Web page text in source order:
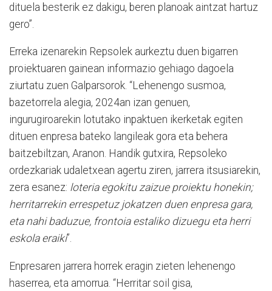
dituela besterik ez dakigu, beren planoak aintzat hartuz
gero”.
Erreka izenarekin Repsolek aurkeztu duen bigarren
proiektuaren gainean informazio gehiago dagoela
ziurtatu zuen Galparsorok. “Lehenengo susmoa,
bazetorrela alegia, 2024an izan genuen,
ingurugiroarekin lotutako inpaktuen ikerketak egiten
dituen enpresa bateko langileak gora eta behera
baitzebiltzan, Aranon. Handik gutxira, Repsoleko
ordezkariak udaletxean agertu ziren, jarrera itsusiarekin,
zera esanez: loteria egokitu zaizue proiektu honekin;
herritarrekin errespetuz jokatzen duen enpresa gara,
eta nahi baduzue, frontoia estaliko dizuegu eta herri
eskola eraiki”.
Enpresaren jarrera horrek eragin zieten lehenengo
haserrea, eta amorrua. “Herritar soil gisa,